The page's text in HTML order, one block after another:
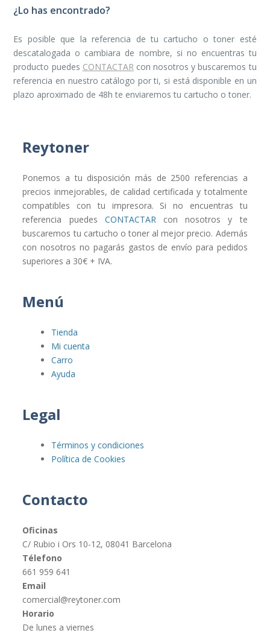
¿Lo has encontrado?
Es posible que la referencia de tu cartucho o toner esté
descatalogada o cambiara de nombre, si no encuentras tu
producto puedes CONTACTARcon nosotros y buscaremos tu
referencia en nuestro catálogo por ti, si está disponible en un
plazo aproximado de 48h te enviaremos tu cartucho o toner.
Reytoner
Ponemos a tu disposición más de 2500 referencias a
precios inmejorables, de calidad certificada y totalmente
compatibles con tu impresora. Si no encuentras tu
referencia puedes CONTACTARcon nosotros y te
buscaremos tu cartucho o toner al mejor precio. Además
con nosotros no pagarás gastos de envío para pedidos
superiores a 30€ + IVA.
Menú
Tienda
Mi cuenta
Carro
Ayuda
Legal
Términos y condiciones
Política de Cookies
Contacto
Oficinas
C/ Rubio i Ors 10-12, 08041 Barcelona
Télefono
661 959 641
Email
comercial@reytoner.com
Horario
De lunes a viernes